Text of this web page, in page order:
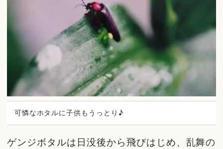
可憐なホタルに子供もうっとり♪
ゲンジボタルは日没後から飛びはじめ、乱舞の